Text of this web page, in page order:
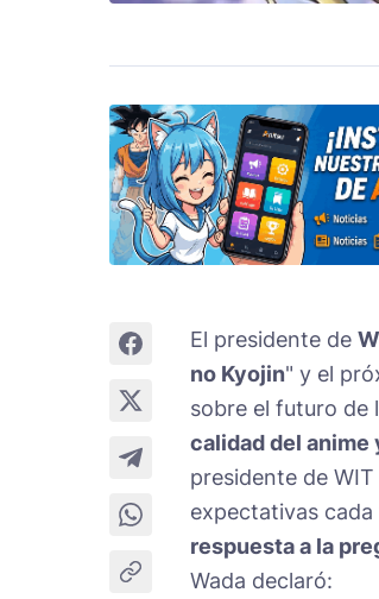
El presidente de
no Kyojin" y el
sobre el futuro de
calidad del
presidente de WIT
expectativas
respuesta a la
Wada declaró: